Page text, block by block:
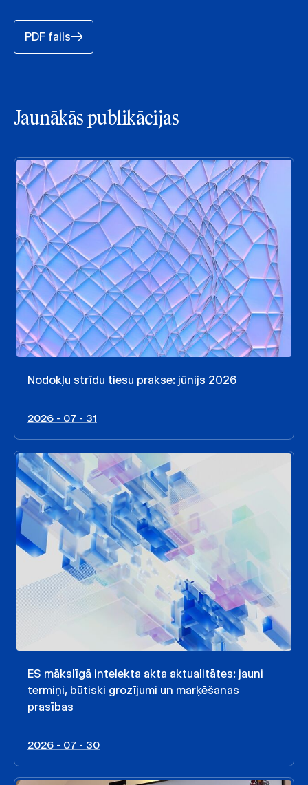
PDF fails
Jaunākās publikācijas
Nodokļu strīdu tiesu prakse: jūnijs 2026
2026 - 07 - 31
ES mākslīgā intelekta akta aktualitātes: jauni
termiņi, būtiski grozījumi un marķēšanas
prasības
2026 - 07 - 30